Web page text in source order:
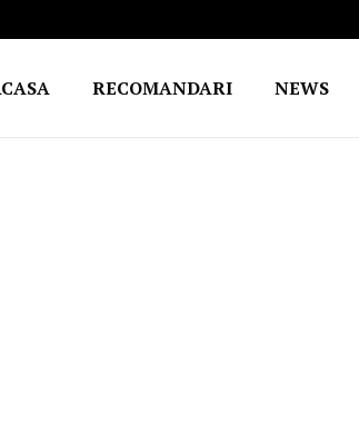
RECOMANDARI NEWS